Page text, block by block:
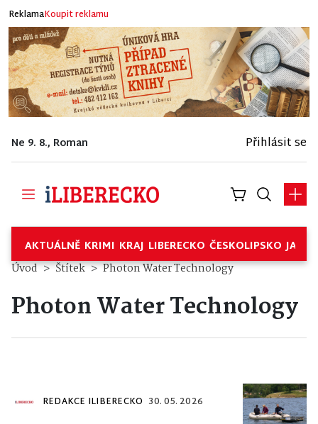
ReklamaKoupit reklamu
Ne 9. 8., Roman Přihlásit se
AKTUÁLNĚ KRIMI KRAJ LIBERECKO ČESKOLIPSKO
Úvod Štítek Photon Water Technology
Photon Water Technology
REDAKCE ILIBERECKO 30. 05. 2026